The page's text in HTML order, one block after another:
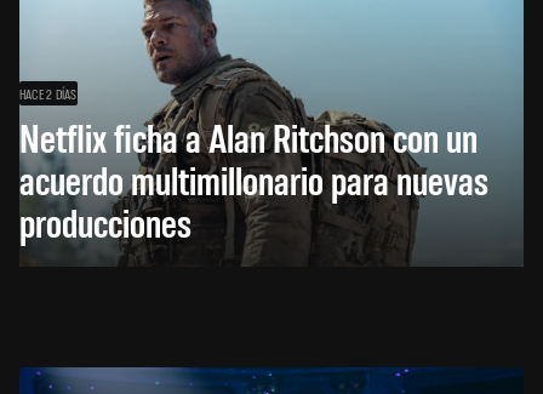
HACE 2 DÍAS
Netflix ficha a Alan Ritchson con un
acuerdo multimillonario para nuevas
producciones